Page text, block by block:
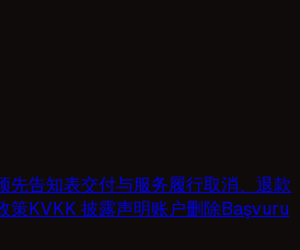
先告知表交付与服务履行取消、退款
策KVKK 披露声明账户删除Başvuru